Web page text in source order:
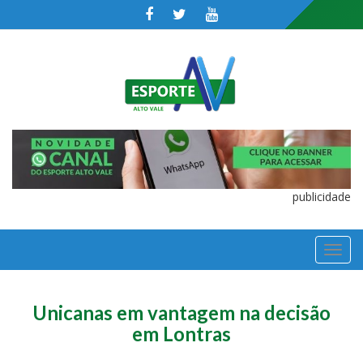
publicidade
Unicanas em vantagem na decisão
em Lontras